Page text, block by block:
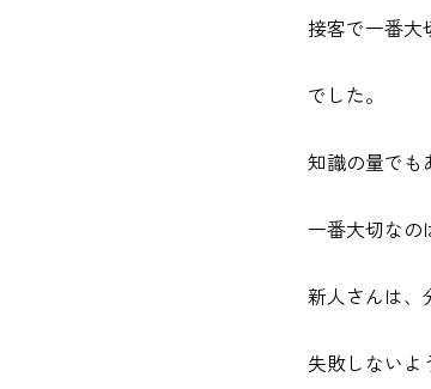
接客で一番大
でした。
知識の量でも
一番大切なの
新人さんは、
失敗しないよ